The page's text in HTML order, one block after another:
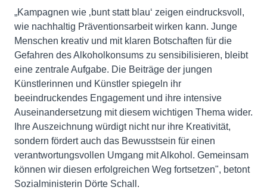
„Kampagnen wie ‚bunt statt blau‘ zeigen eindrucksvoll,
wie nachhaltig Präventionsarbeit wirken kann. Junge
Menschen kreativ und mit klaren Botschaften für die
Gefahren des Alkoholkonsums zu sensibilisieren, bleibt
eine zentrale Aufgabe. Die Beiträge der jungen
Künstlerinnen und Künstler spiegeln ihr
beeindruckendes Engagement und ihre intensive
Auseinandersetzung mit diesem wichtigen Thema wider.
Ihre Auszeichnung würdigt nicht nur ihre Kreativität,
sondern fördert auch das Bewusstsein für einen
verantwortungsvollen Umgang mit Alkohol. Gemeinsam
können wir diesen erfolgreichen Weg fortsetzen", betont
Sozialministerin Dörte Schall.